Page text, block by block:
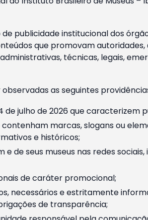
publicidade institucional dos
que promovam
técnicas, legais,
as seguintes
julho de 2026 que caracterizem
marcas, slogans ou
e históricos;
de seus museus nas redes
de caráter promocional;
necessários e estritamente
de transparência;